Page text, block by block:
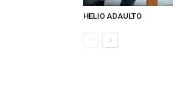
HELIO ADAULTO